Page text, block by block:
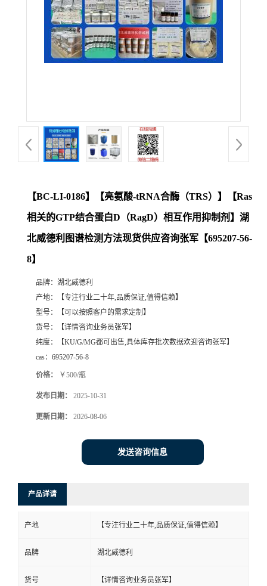
【BC-LI-0186】【亮氨酸-tRNA合酶（TRS）】【Ras
相关的GTP结合蛋白D（RagD）相互作用抑制剂】湖
北威德利图谱检测方法现货供应咨询张军【695207-56-
8】
品牌： 湖北威德利
产地：
【专注行业二十年,品质保证,值得信赖】
型号：
【可以按照客户的需求定制】
货号：
【详情咨询业务员张军】
纯度：
【KU/G/MG都可出售,具体库存批次数据欢迎咨询张军】
cas： 695207-56-8
价格： ￥500/瓶
发布日期： 2025-10-31
更新日期： 2026-08-06
发送咨询信息
产品详请
产地 【专注行业二十年,品质保证,值得信赖】
品牌 湖北威德利
货号 【详情咨询业务员张军】